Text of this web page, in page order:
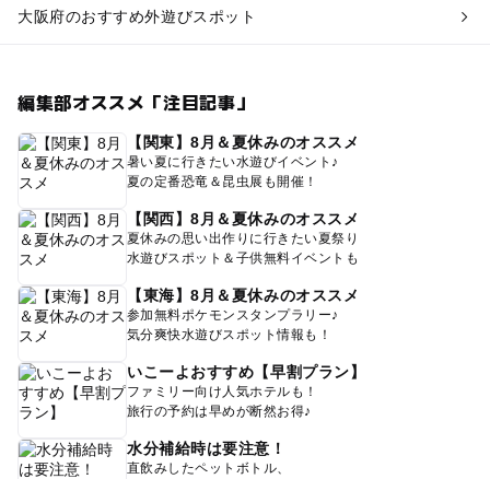
大阪府のおすすめ外遊びスポット
編集部オススメ「注目記事」
【関東】8月＆夏休みのオススメ
暑い夏に行きたい水遊びイベント♪
夏の定番恐竜＆昆虫展も開催！
【関西】8月＆夏休みのオススメ
夏休みの思い出作りに行きたい夏祭り
水遊びスポット＆子供無料イベントも
【東海】8月＆夏休みのオススメ
参加無料ポケモンスタンプラリー♪
気分爽快水遊びスポット情報も！
いこーよおすすめ【早割プラン】
ファミリー向け人気ホテルも！
旅行の予約は早めが断然お得♪
水分補給時は要注意！
直飲みしたペットボトル、